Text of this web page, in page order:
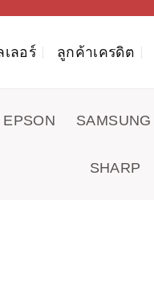
ลอร์ ลูกค้าเครดิต
EPSON SAMSUNG
SHARP